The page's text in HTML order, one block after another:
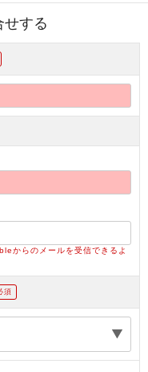
せする
からのメールを受信できるよ
須